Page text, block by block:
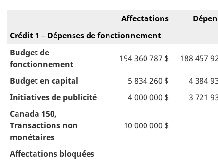
Affectations
Crédit 1 – Dépenses de fonctionnement
Budget de
fonctionnement
194 360 787 $ 188 457
Budget en capital 5 834 260 $
4 384
Initiatives de publicité
4 000 000 $
3 721
Canada 150,
Transactions non
monétaires
10 000 000 $
Affectations bloquées